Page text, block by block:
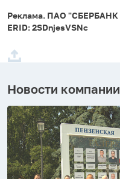
Реклама. ПАО
ERID: 2SDnjesVSNc
Новости компании